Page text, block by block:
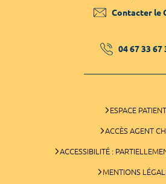
Contacter le
04 67 33 67
ESPACE PATIENT
ACCÈS AGENT
ACCESSIBILITÉ :
MENTIONS